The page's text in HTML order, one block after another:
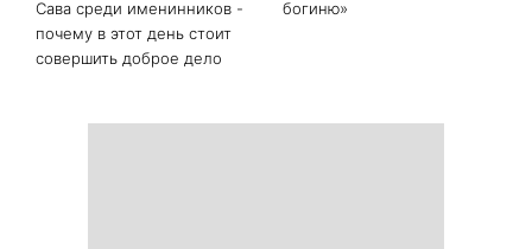
Сава среди именинников -
почему в этот день стоит
совершить доброе дело
богиню»